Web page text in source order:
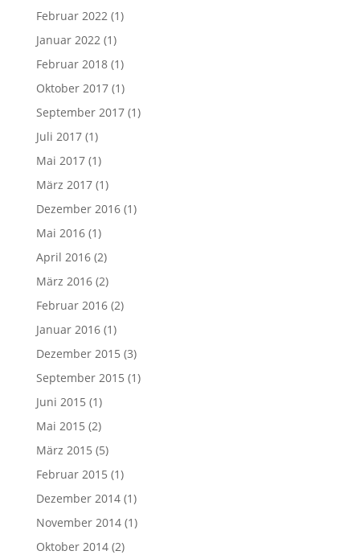
Februar 2022(1)
Januar 2022(1)
Februar 2018(1)
Oktober 2017(1)
September 2017(1)
Juli 2017(1)
Mai 2017(1)
März 2017(1)
Dezember 2016(1)
Mai 2016(1)
April 2016(2)
März 2016(2)
Februar 2016(2)
Januar 2016(1)
Dezember 2015 (3)
September 2015 (1)
Juni 2015 (1)
Mai 2015 (2)
März 2015 (5)
Februar 2015 (1)
Dezember 2014(1)
November 2014(1)
Oktober 2014(2)